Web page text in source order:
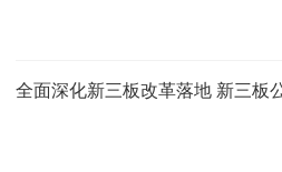
全面深化新三板改革落地 新三板